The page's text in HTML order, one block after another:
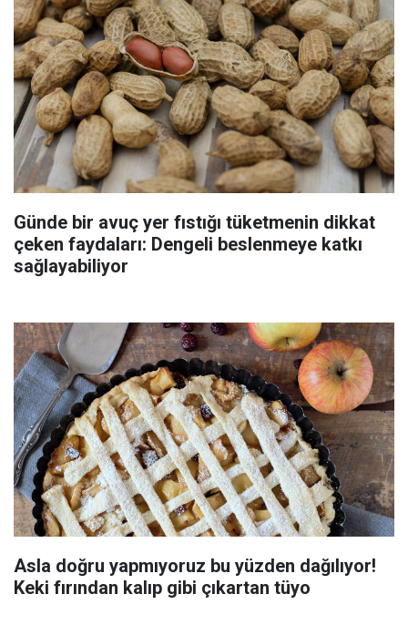
Günde bir avuç yer fıstığı tüketmenin dikkat
çeken faydaları: Dengeli beslenmeye katkı
sağlayabiliyor
Asla doğru yapmıyoruz bu yüzden dağılıyor!
Keki fırından kalıp gibi çıkartan tüyo